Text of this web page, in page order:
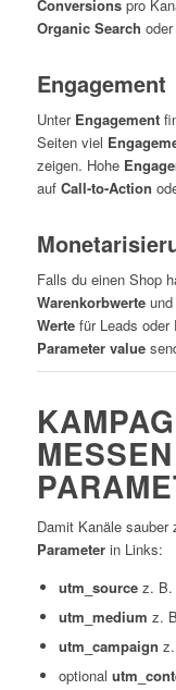
Conversionspro
Organic Search oder
Engagement
Unter Engagement
Seiten viel
zeigen. Hohe
auf Call-to-Action
Falls du einen Shop
Warenkorbwerteund
Wertefür Leads oder
Parameter value
Damit Kanäle sauber
Parameterin Links:
utm_sourcez. B.
utm_medium z.
utm_campaign
optional